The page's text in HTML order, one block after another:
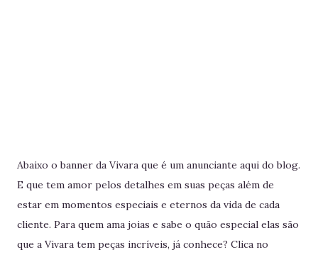
Abaixo o banner da Vivara que é um anunciante aqui do blog.
E que tem amor pelos detalhes em suas peças além de
estar em momentos especiais e eternos da vida de cada
cliente. Para quem ama joias e sabe o quão especial elas são
que a Vivara tem peças incríveis, já conhece? Clica no